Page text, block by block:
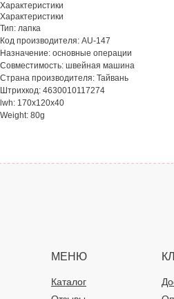
Характеристики
Характеристики
Тип: лапка
Код производителя: AU-147
Назначение: основные операции
Совместимость: швейная машина
Страна производителя: Тайвань
Штрихкод: 4630010117274
lwh: 170x120x40
Weight: 80g
МЕНЮ
Каталог